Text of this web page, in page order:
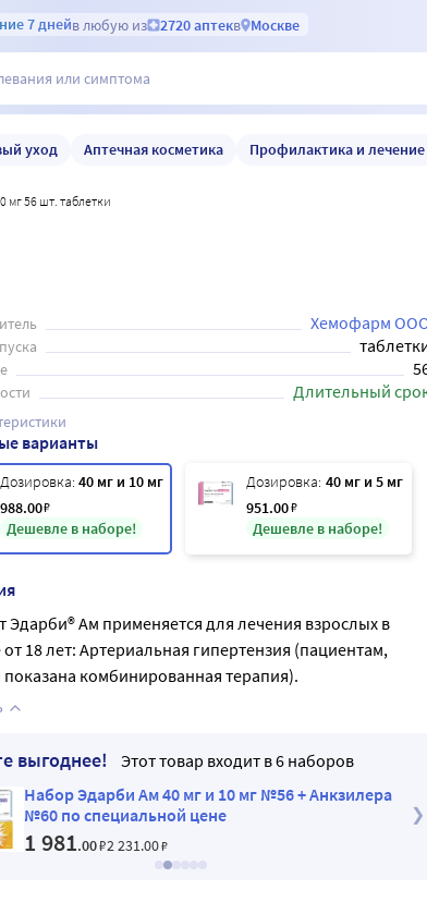
7 днейв любую из 2720 аптекв Москве
уход Аптечная косметика Профилактика и
мг 56 шт. таблетки
Хемофарм
Длительный
варианты
Дозировка: 40 мг и 10 мг
988.00₽
Дешевле в наборе!
Дозировка: 40 мг и 5 мг
951.00₽
Дешевле в наборе!
Эдарби® Ам применяется для лечения взрослых в
от 18 лет: Артериальная гипертензия (пациентам,
комбинированная терапия).
выгоднее!
Этот товар входит в 6 наборов
Набор Эдарби Ам 40 мг и 10 мг №56 + Анкзилера
№60 по специальной цене
1 981.00₽2 231.00₽